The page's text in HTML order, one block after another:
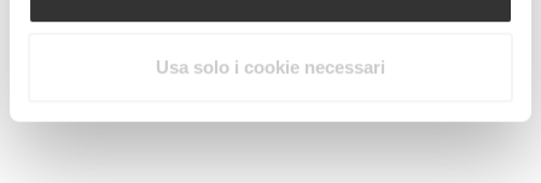
Usa solo i cookie necessari